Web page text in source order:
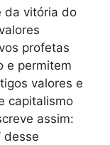
da vitória do
profetas
e permitem
valores e
capitalismo
assim:
desse